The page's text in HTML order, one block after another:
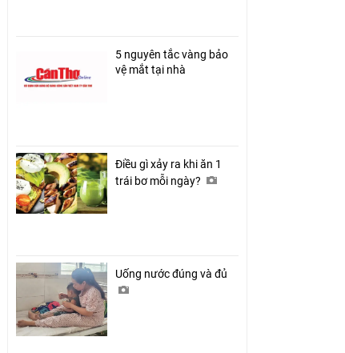
5 nguyên tắc vàng bảo
vệ mắt tại nhà
Điều gì xảy ra khi ăn 1
trái bơ mỗi ngày?
Uống nước đúng và đủ